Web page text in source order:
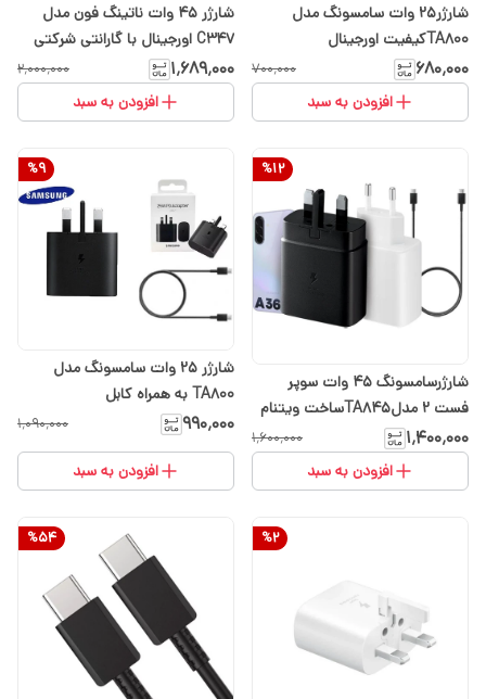
شارژر۲۵ وات سامسونگ مدل
TA800کیفیت اورجینال
۶۸۰٬۰۰۰ ۷۰۰٬۰۰۰
افزودن به سبد
شارژر ۴۵ وات ناتینگ فون مدل
C347 اورجینال با گارانتی شرکتی
تعویض
۱٬۶۸۹٬۰۰۰ ۲٬۰۰۰٬۰۰۰
افزودن به سبد
%12
شارژرسامسونگ 45 وات سوپر
فست 2 مدلTA845ساخت ویتنام
(ارسال رایگان با انتخاب گزینه
تیپاکس)
۱٬۴۰۰٬۰۰۰ ۱٬۶۰۰٬۰۰۰
افزودن به سبد
%9
شارژر ۲۵ وات سامسونگ مدل
TA800 به همراه کابل
۹۹۰٬۰۰۰ ۱٬۰۹۰٬۰۰۰
افزودن به سبد
%2
%54